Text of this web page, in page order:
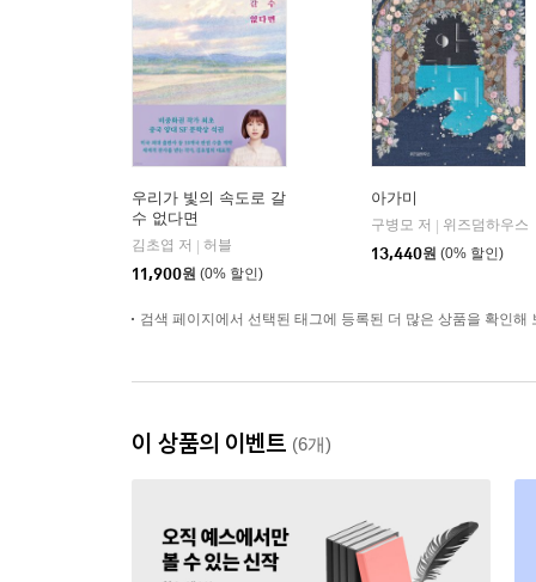
우리가 빛의 속도로 갈
수 없다면
김초엽 저 | 허블
11,900원 (0% 할인)
아가미
구병모 저 | 위즈덤하우스
13,440원 (0% 할인)
검색 페이지에서 선택된 태그에 등록된 더 많은 상품을 확인해
이 상품의 이벤트 (6개)